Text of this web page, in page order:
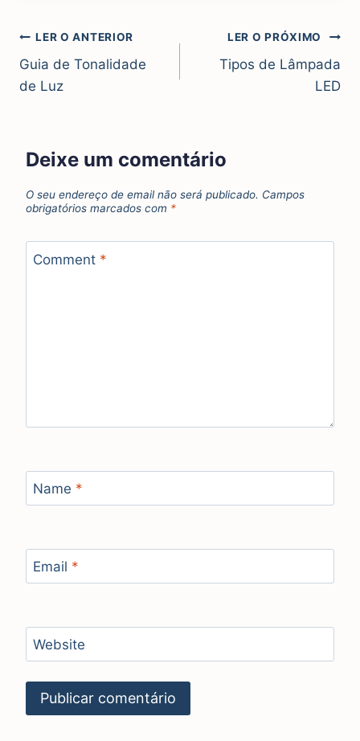
LER O ANTERIOR
Guia de Tonalidade
de Luz
LER O PRÓXIMO
Tipos de Lâmpada
LED
Deixe um comentário
O seu endereço de email não será publicado. Campos
obrigatórios marcados com *
Comment *
Name *
Email *
Website